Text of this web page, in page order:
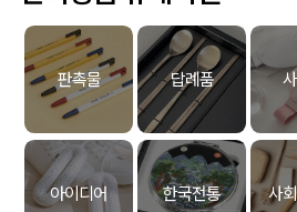
판촉물 답례품
아이디어 한국전통 사